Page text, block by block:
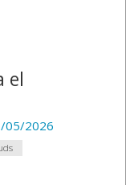
el
05/2026